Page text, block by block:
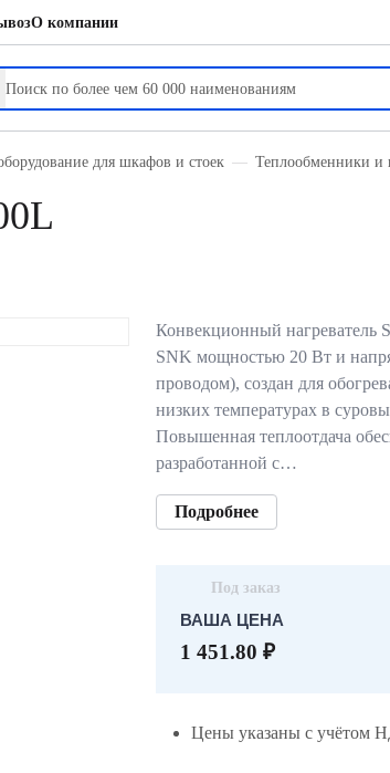
О компании
для шкафов и стоек Теплообменники и
Конвекционный нагреватель
SNK мощностью 20 Вт и
проводом), создан для
низких температурах в
Повышенная теплоотдача
разработанной с…
Подробнее
Под заказ
ВАША ЦЕНА
1 451.80 ₽
Цены указаны с учётом